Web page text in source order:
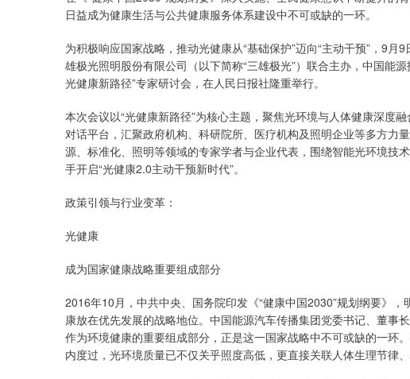
日益成为健康生活与公共健康服务体系建设中不可或缺的一环。
为积极响应国家战略，推动光健康从“基础保护”迈向“主动干预”，9
雄极光照明股份有限公司（以下简称“三雄极光”）联合主办，中国能
光健康新路径”专家研讨会，在人民日报社隆重举行。
本次会议以“光健康新路径”为核心主题，聚焦光环境与人体健康深度
对话平台，汇聚政府机构、科研院所、医疗机构及照明企业等多方力
源、标准化、照明等领域的专家学者与企业代表，围绕智能光环境技
手开启“光健康2.0主动干预新时代”。
政策引领与行业变革：
光健康
成为国家健康战略重要组成部分
2016年10月，中共中央、国务院印发《“健康中国2030”规划纲要》
康放在优先发展的战略地位。中国能源汽车传播集团党委书记、董事
作为环境健康的重要组成部分，正是这一国家战略中不可或缺的一环
内度过，光环境质量已不仅关乎照度高低，更直接关联人体生理节律